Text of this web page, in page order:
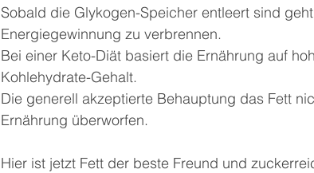
Sobald die Glykogen-Speicher entleert sind
Energiegewinnung zu verbrennen.
Bei einer Keto-Diät basiert die Ernährung auf
Kohlehydrate-Gehalt.
Die generell akzeptierte Behauptung das Fett
Ernährung überworfen.
Hier ist jetzt Fett der beste Freund und